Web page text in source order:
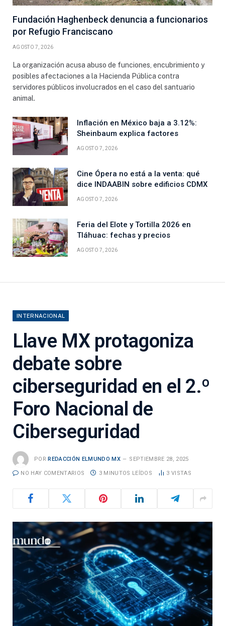
Fundación Haghenbeck denuncia a funcionarios
por Refugio Franciscano
AGOSTO 7, 2026
La organización acusa abuso de funciones, encubrimiento y
posibles afectaciones a la Hacienda Pública contra
servidores públicos involucrados en el caso del santuario
animal.
Inflación en México baja a 3.12%:
Sheinbaum explica factores
AGOSTO 7, 2026
Cine Ópera no está a la venta: qué
dice INDAABIN sobre edificios CDMX
AGOSTO 7, 2026
Feria del Elote y Tortilla 2026 en
Tláhuac: fechas y precios
AGOSTO 7, 2026
INTERNACIONAL
Llave MX protagoniza
debate sobre
ciberseguridad en el 2.º
Foro Nacional de
Ciberseguridad
POR REDACCIÓN ELMUNDO MX SEPTIEMBRE 28, 2025
NO HAY COMENTARIOS 3 MINUTOS LEÍDOS 3 VISTAS